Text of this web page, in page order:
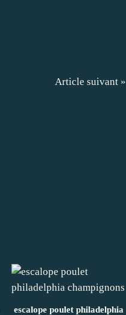
Article suivant »
escalope poulet philadelphia